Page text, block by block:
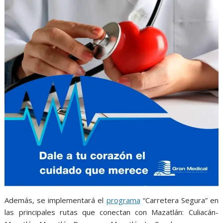
Además, se implementará el programa “Carretera Segura” en
las principales rutas que conectan con Mazatlán: Culiacán-